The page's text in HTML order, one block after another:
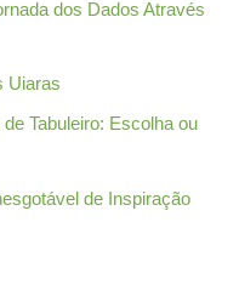
dos Dados Através
Uiaras
Tabuleiro: Escolha ou
de Inspiração